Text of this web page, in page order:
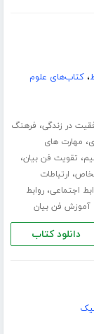
،کتاب‌های علوم
در زندگی، فرهنگ
، مهارت های
، تقویت فن بیان،
، ارتباطات
اجتماعی،روابط
آموزش فن بیان
دانلود کتاب